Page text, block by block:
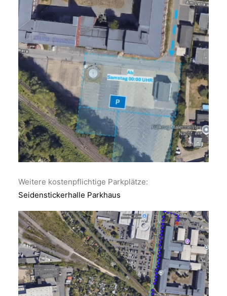
Weitere kostenpflichtige Parkplätze:
Seidenstickerhalle Parkhaus